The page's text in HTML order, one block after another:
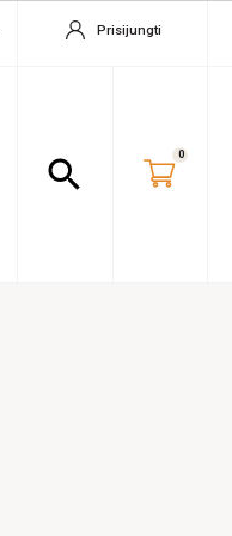
Prisijungti
search 0